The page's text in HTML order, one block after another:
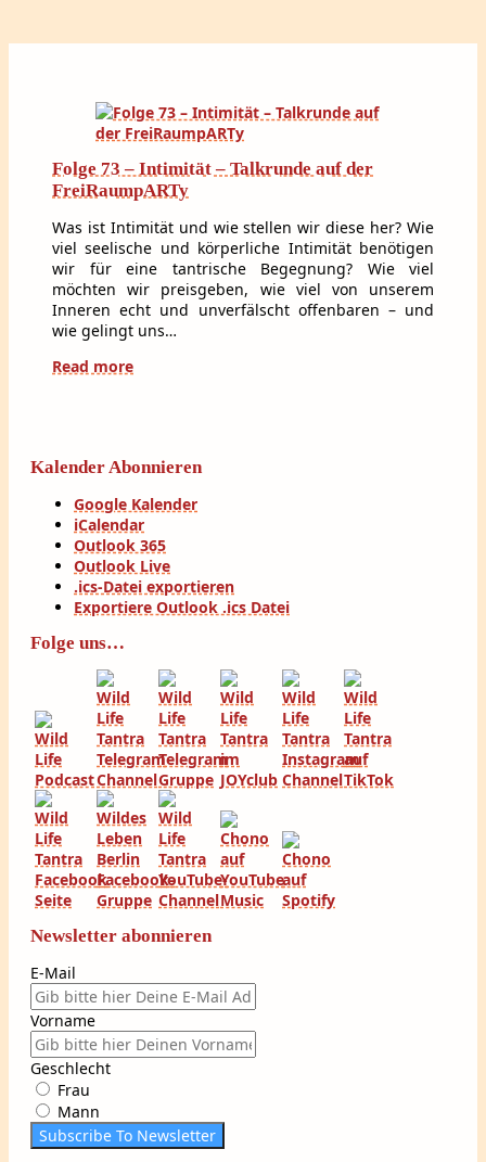
Folge 73 – Intimität – Talkrunde auf der
FreiRaumpARTy
Was ist Intimität und wie stellen wir diese her? Wie
viel seelische und körperliche Intimität benötigen
wir für eine tantrische Begegnung? Wie viel
möchten wir preisgeben, wie viel von unserem
Inneren echt und unverfälscht offenbaren – und
wie gelingt uns…
Read more
Kalender Abonnieren
Google Kalender
iCalendar
Outlook 365
Outlook Live
.ics-Datei exportieren
Exportiere Outlook .ics Datei
Folge uns…
Newsletter abonnieren
E-Mail
Vorname
Geschlecht
Frau
Mann
Subscribe To Newsletter